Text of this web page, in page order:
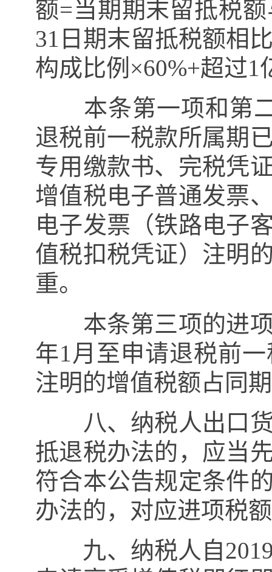
额=当期期末留抵税
31 日期末留抵税额相
构成比例 ×60%+超过1
本条第一项和第二
退税前一税款所属期
专用缴款书、完税凭
增值税电子普通发票
电子发票（铁路电子
值税扣税凭证）注明
重。
本条第三项的进项
年1 月至申请退税前
注明的增值税额占同
八、纳税人出口货
抵退税办法的，应当
符合本公告规定条件
办法的，对应进项税
九、纳税人自